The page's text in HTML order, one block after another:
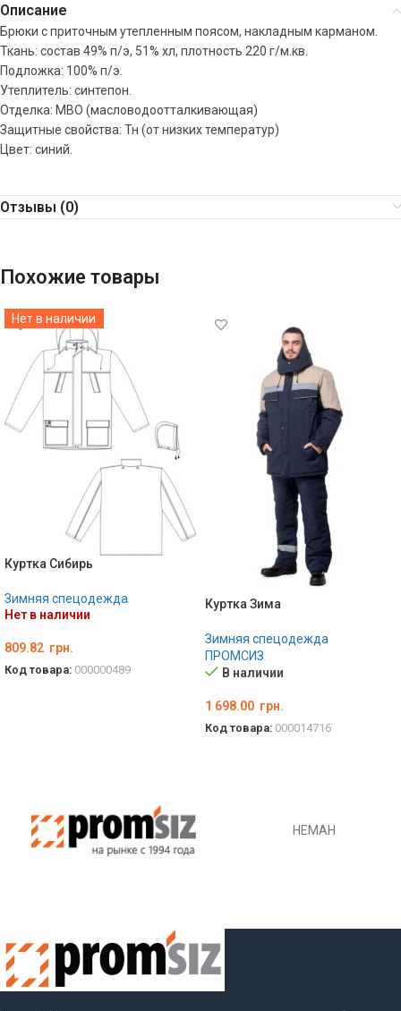
Описание
Брюки с приточным утепленным поясом, накладным карманом.
Ткань: состав 49% п/э, 51% хл, плотность 220 г/м.кв.
Подложка: 100% п/э.
Утеплитель: синтепон.
Отделка: МВО (масловодоотталкивающая)
Защитные свойства: Тн (от низких температур)
Цвет: синий.
Отзывы (0)
Похожие товары
Нет в наличии
Куртка Сибирь
Зимняя спецодежда
Нет в наличии
809.82 грн.
Код товара: 000000489
Куртка Зима
Зимняя спецодежда
ПРОМСИЗ
В наличии
1 698.00 грн.
Код товара: 000014716
НЕМАН